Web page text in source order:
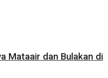
Mataair dan Bulakan di